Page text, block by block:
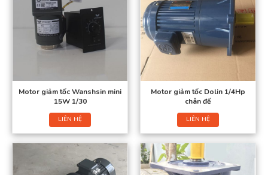
Motor giảm tốc Wanshsin mini
15W 1/30
LIÊN HỆ
Motor giảm tốc Dolin 1/4Hp
chân đế
LIÊN HỆ